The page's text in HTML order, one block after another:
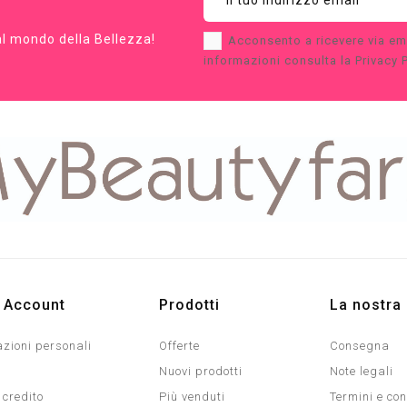
mondo della Bellezza!
Acconsento a ricevere via
informazioni consulta la Privacy
Account
personali
credito
Prodotti
Offerte
Nuovi prodotti
Più venduti
La nostra
Consegna
Note legali
Termini e